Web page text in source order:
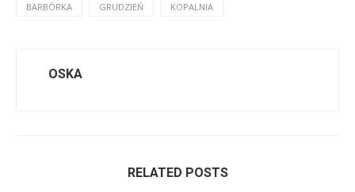
BARBÓRKA GRUDZIEŃ KOPALNIA
OSKA
RELATED POSTS